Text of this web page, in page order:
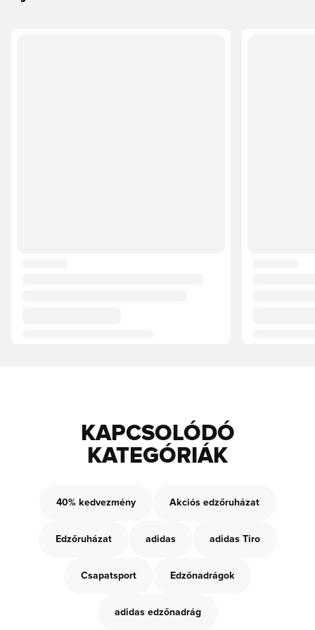
KAPCSOLÓDÓ
KATEGÓRIÁK
40% kedvezmény Akciós edzőruházat
Edzőruházat adidas adidas Tiro
Csapatsport Edzőnadrágok
adidas edzőnadrág